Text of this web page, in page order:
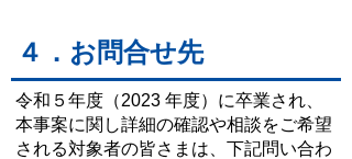
４．お問合せ先
令和５年度（2023 年度）に卒業され、
本事案に関し詳細の確認や相談をご希望
される対象者の皆さまは、下記問い合わ